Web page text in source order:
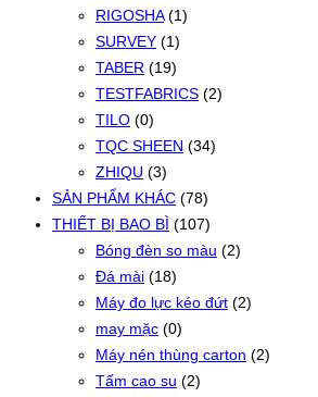
RIGOSHA (1)
SURVEY (1)
TABER (19)
TESTFABRICS (2)
TILO (0)
TQC SHEEN (34)
ZHIQU (3)
SẢN PHẨM KHÁC (78)
THIẾT BỊ BAO BÌ (107)
Bóng đèn so màu (2)
Đá mài (18)
Máy đo lực kéo đứt (2)
may mặc (0)
Máy nén thùng carton (2)
Tấm cao su (2)